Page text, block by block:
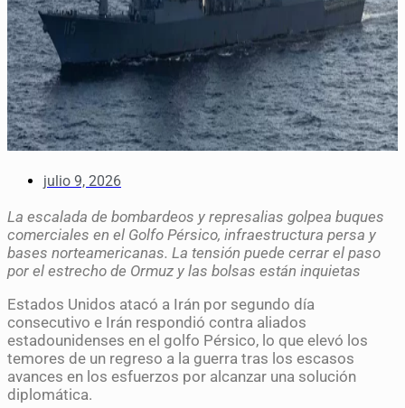
julio 9, 2026
La escalada de bombardeos y represalias golpea buques
comerciales en el Golfo Pérsico, infraestructura persa y
bases norteamericanas. La tensión puede cerrar el paso
por el estrecho de Ormuz y las bolsas están inquietas
Estados Unidos atacó a Irán por segundo día
consecutivo e Irán respondió contra aliados
estadounidenses en el golfo Pérsico, lo que elevó los
temores de un regreso a la guerra tras los escasos
avances en los esfuerzos por alcanzar una solución
diplomática.